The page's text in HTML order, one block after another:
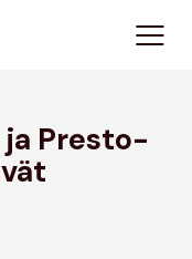
ja Presto-